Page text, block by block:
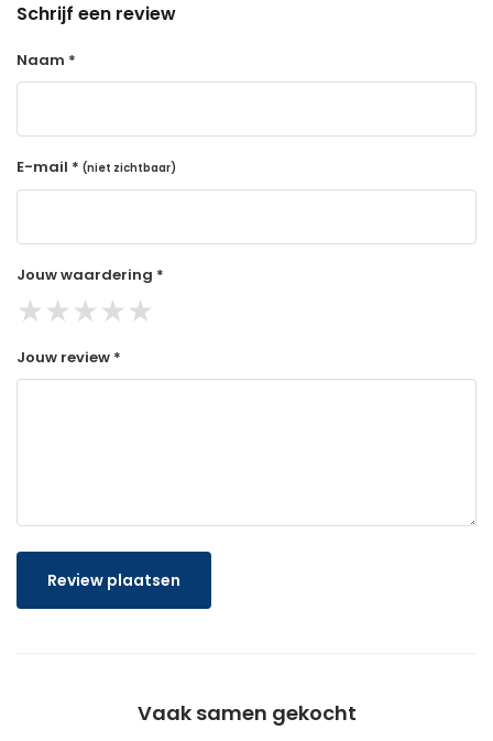
Schrijf een review
Naam *
E-mail * (niet zichtbaar)
Jouw waardering *
★★★★★
Jouw review *
Review plaatsen
Vaak samen gekocht